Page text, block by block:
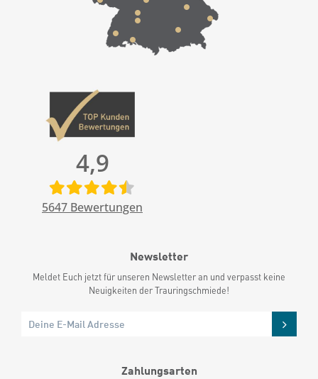
4,9
5647 Bewertungen
Newsletter
Meldet Euch jetzt für unseren Newsletter an und verpasst keine
Neuigkeiten der Trauringschmiede!
Zahlungsarten